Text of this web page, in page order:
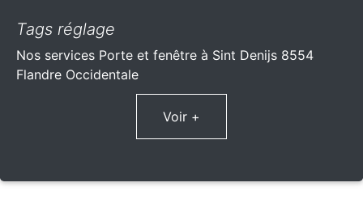
Tags réglage
Nos services Porte et fenêtre à Sint Denijs 8554
Flandre Occidentale
Voir +